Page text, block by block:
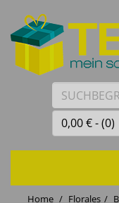
0,00 € - (0)
Home
Florales